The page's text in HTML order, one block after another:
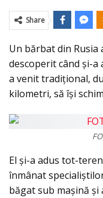
Share
Un bărbat din Rusia
descoperit când şi-a
a venit tradiţional,
kilometri, să îşi
El şi-a adus tot-
înmânat
băgat sub maşină şi